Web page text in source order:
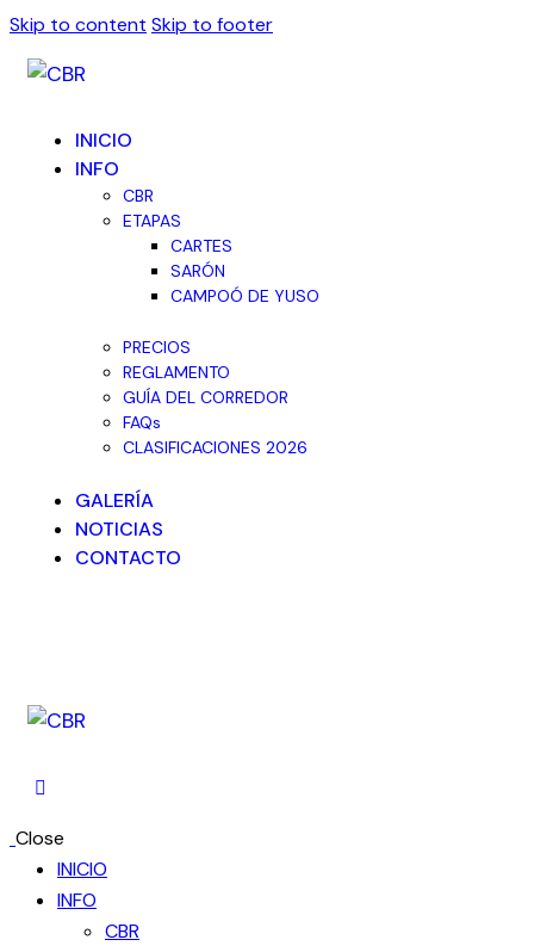
Skip to content Skip to footer
INICIO
INFO
CBR
ETAPAS
CARTES
SARÓN
CAMPOÓ DE YUSO
PRECIOS
REGLAMENTO
GUÍA DEL CORREDOR
FAQs
CLASIFICACIONES 2026
GALERÍA
NOTICIAS
CONTACTO
Close
INICIO
INFO
CBR